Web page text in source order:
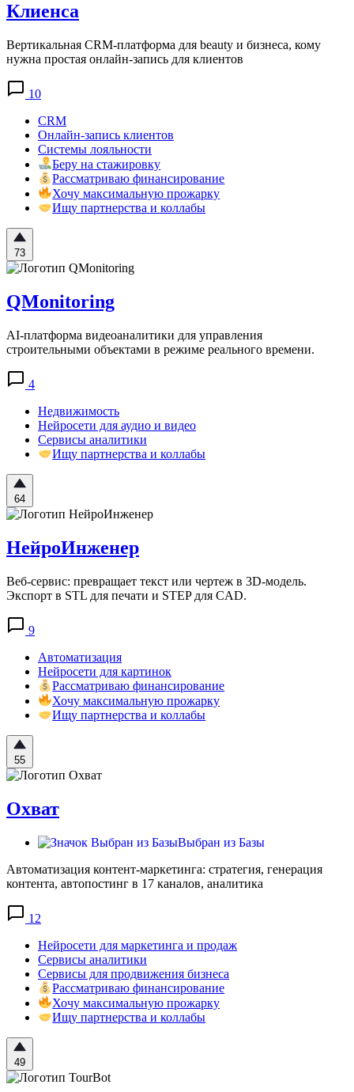
Клиенса
Вертикальная CRM-платформа для beauty и бизнеса, кому
нужна простая онлайн-запись для клиентов
10
CRM
Онлайн-запись клиентов
Системы лояльности
Беру на стажировку
Рассматриваю финансирование
Хочу максимальную прожарку
Ищу партнерства и коллабы
73
QMonitoring
AI-платформа видеоаналитики для управления
строительными объектами в режиме реального времени.
4
Недвижимость
Нейросети для аудио и видео
Сервисы аналитики
Ищу партнерства и коллабы
64
НейроИнженер
Веб-сервис: превращает текст или чертеж в 3D-модель.
Экспорт в STL для печати и STEP для CAD.
9
Автоматизация
Нейросети для картинок
Рассматриваю финансирование
Хочу максимальную прожарку
Ищу партнерства и коллабы
55
Охват
Выбран из Базы
Автоматизация контент-маркетинга: стратегия, генерация
контента, автопостинг в 17 каналов, аналитика
12
Нейросети для маркетинга и продаж
Сервисы аналитики
Сервисы для продвижения бизнеса
Рассматриваю финансирование
Хочу максимальную прожарку
Ищу партнерства и коллабы
49